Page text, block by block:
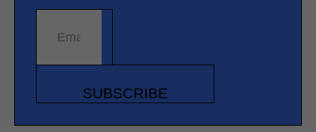
Email address
SUBSCRIBE